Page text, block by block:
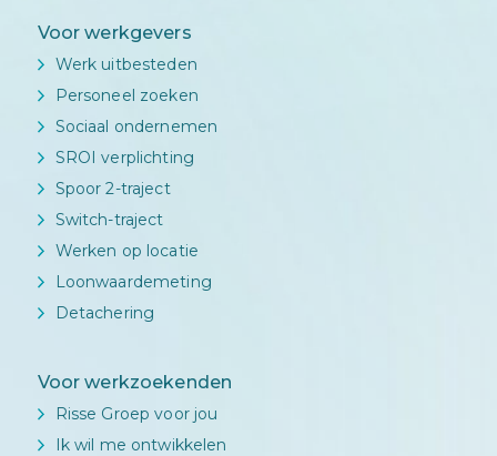
Voor werkgevers
Werk uitbesteden
Personeel zoeken
Sociaal ondernemen
SROI verplichting
Spoor 2-traject
Switch-traject
Werken op locatie
Loonwaardemeting
Detachering
Voor werkzoekenden
Risse Groep voor jou
Ik wil me ontwikkelen